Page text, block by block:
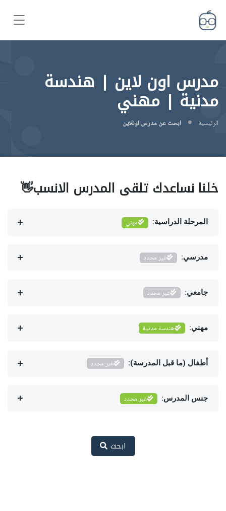
مدرس اون لاين | هندسة
مدنية | مهني
الرئيسية ابحث عن مدرس اونلاين
خلنا نساعدك تلقى المدرس الانسب👋
المرحلة الدراسية: مهني
مدرسي: غير محدد
جامعي: غير محدد
مهني: هندسة مدنية
أطفال (ما قبل المدرسة): غير محدد
جنس المدرس: غير محدد
ابحث